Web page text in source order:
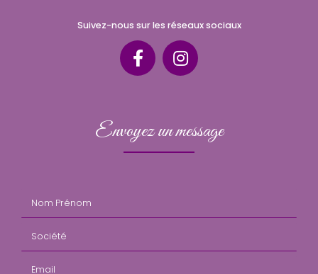
Suivez-nous sur les réseaux sociaux
Envoyez un message